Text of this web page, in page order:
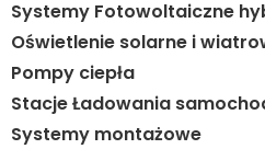
Systemy Fotowoltaiczne
Oświetlenie solarne i
Pompy ciepła
Stacje Ładowania
Systemy montażowe